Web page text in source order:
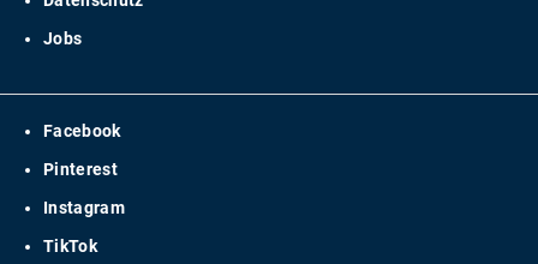
Jobs
Facebook
Pinterest
Instagram
TikTok